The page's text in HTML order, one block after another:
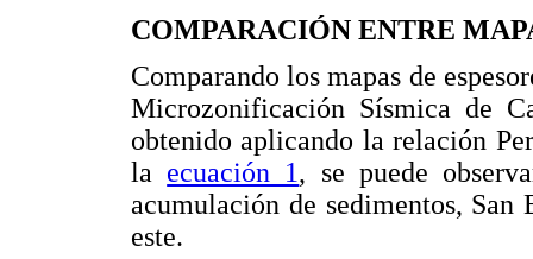
COMPARACIÓN ENTRE
Comparando los mapas de
Microzonificación Sísmica de
obtenido aplicando la relación
la ecuación 1, se puede
acumulación de sedimentos,
este.